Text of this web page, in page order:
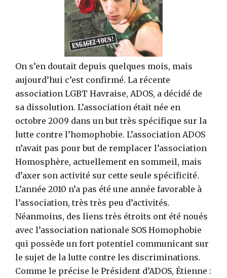
On s’en doutait depuis quelques mois, mais
aujourd’hui c’est confirmé. La récente
association LGBT Havraise, ADOS, a décidé de
sa dissolution. L’association était née en
octobre 2009 dans un but très spécifique sur la
lutte contre l’homophobie. L’association ADOS
n’avait pas pour but de remplacer l’association
Homosphère, actuellement en sommeil, mais
d’axer son activité sur cette seule spécificité.
L’année 2010 n’a pas été une année favorable à
l’association, très très peu d’activités.
Néanmoins, des liens très étroits ont été noués
avec l’association nationale SOS Homophobie
qui possède un fort potentiel communicant sur
le sujet de la lutte contre les discriminations.
Comme le précise le Président d’ADOS, Étienne :